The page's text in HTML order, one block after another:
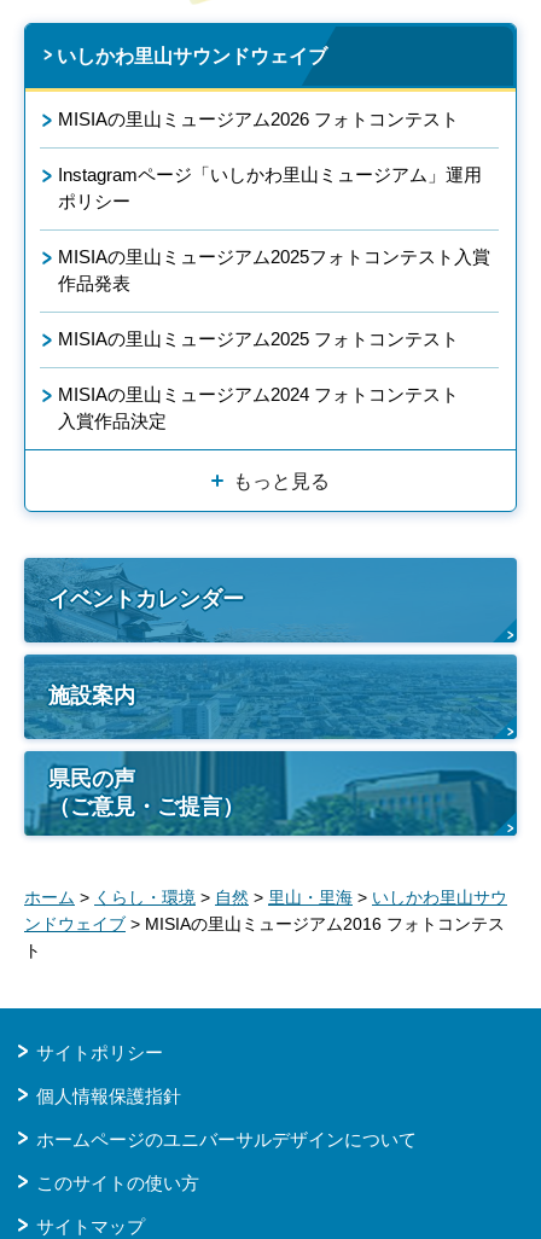
いしかわ里山サウンドウェイブ
MISIAの里山ミュージアム2026 フォトコンテスト
Instagramページ「いしかわ里山ミュージアム」運用
ポリシー
MISIAの里山ミュージアム2025フォトコンテスト入賞
作品発表
MISIAの里山ミュージアム2025 フォトコンテスト
MISIAの里山ミュージアム2024 フォトコンテスト
入賞作品決定
もっと見る
イベントカレンダー
施設案内
県民の声
（ご意見・ご提言）
ホーム > くらし・環境 > 自然 > 里山・里海 > いしかわ里山サウ
ンドウェイブ > MISIAの里山ミュージアム2016 フォトコンテス
ト
サイトポリシー
個人情報保護指針
ホームページのユニバーサルデザインについて
このサイトの使い方
サイトマップ